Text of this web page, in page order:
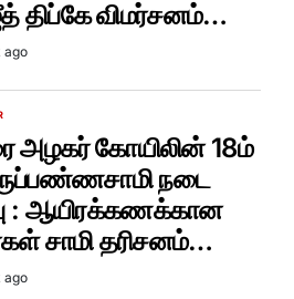
திப்கே விமர்சனம்…
ago
அழகர் கோயிலின் 18ம்
நடை
: ஆயிரக்கணக்கான
சாமி தரிசனம்…
ago